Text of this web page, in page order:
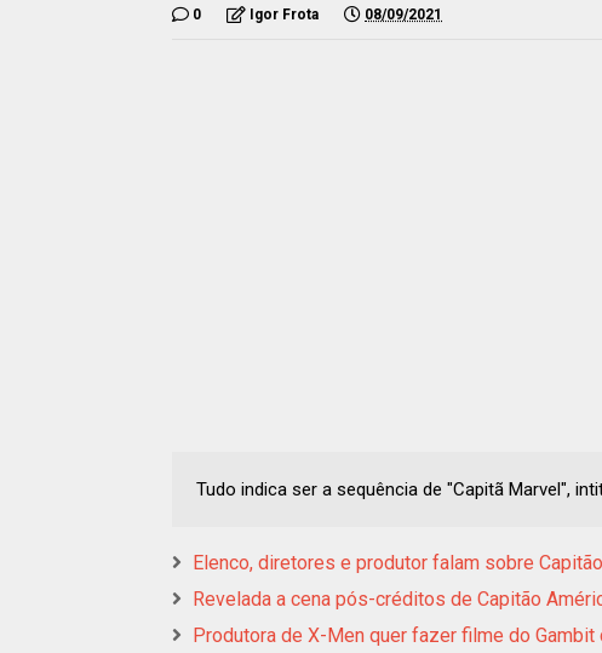
0 Igor Frota 08/09/2021
Tudo indica ser a sequência de "Capitã Marvel",
Elenco, diretores e produtor falam sobre
Revelada a cena pós-créditos de Capitão
Produtora de X-Men quer fazer filme do Gambit